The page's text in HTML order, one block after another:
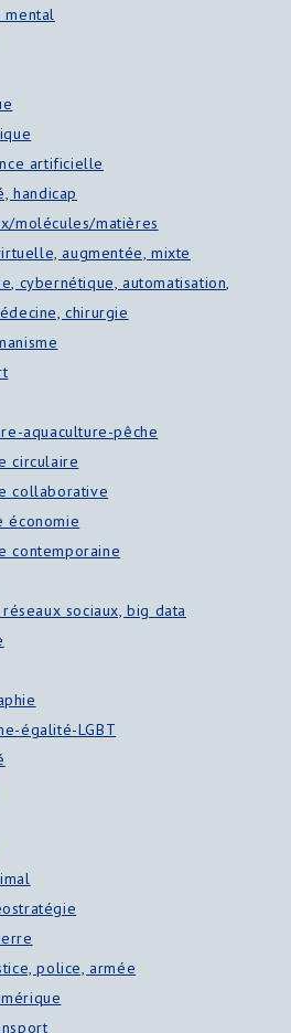
mental
artificielle
handicap
molécules/matières
augmentée, mixte
cybernétique, automatisation,
chirurgie
aquaculture-pêche
circulaire
collaborative
économie
contemporaine
sociaux, big data
égalité-LGBT
police, armée